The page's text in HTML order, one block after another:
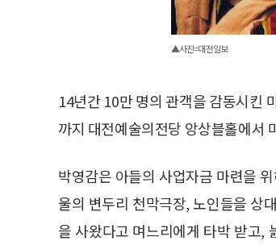
▲사진=대전일보
14년간 10만 명의 관객을 감동시킨
까지 대전예술의전당 앙상블홀에서
박영감은 아들의 사업자금 마련을
울의 변두리 천막극장, 노인들을 상
을 사왔다고 며느리에게 타박 받고,